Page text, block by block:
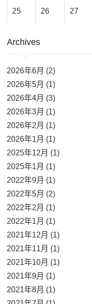
25 26 27
Archives
2026年6月 (2)
2026年5月 (1)
2026年4月 (3)
2026年3月 (1)
2026年2月 (1)
2026年1月 (1)
2025年12月 (1)
2025年1月 (1)
2022年9月 (1)
2022年5月 (2)
2022年2月 (1)
2022年1月 (1)
2021年12月 (1)
2021年11月 (1)
2021年10月 (1)
2021年9月 (1)
2021年8月 (1)